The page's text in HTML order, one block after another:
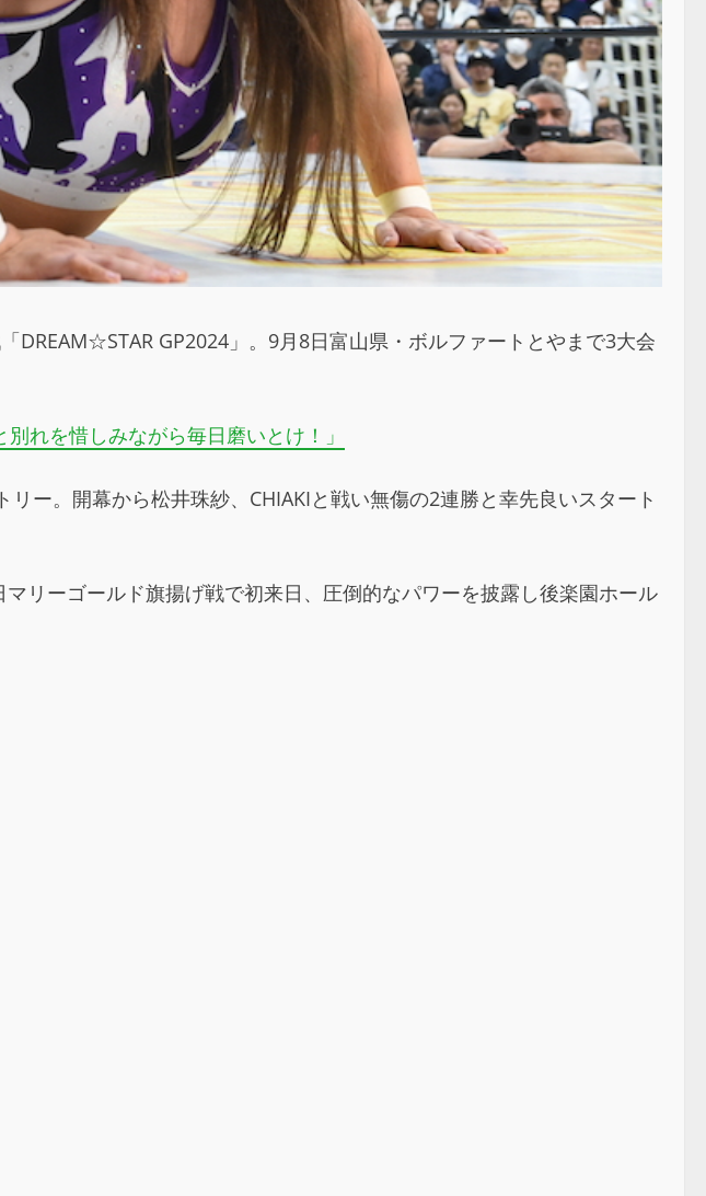
GP2024」。9月8日富山県・ボルファートとやまで3大会
れを惜しみながら毎日磨いとけ！」
ー。開幕から松井珠紗、CHIAKIと戦い無傷の2連勝と幸先良いスタート
リーゴールド旗揚げ戦で初来日、圧倒的なパワーを披露し後楽園ホール